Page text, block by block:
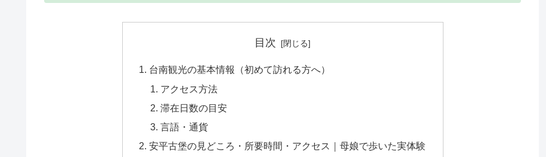
目次
台南観光の基本情報（初めて訪れる方へ）
アクセス方法
滞在日数の目安
言語・通貨
安平古堡の見どころ・所要時間・アクセス｜母娘で歩いた実体験